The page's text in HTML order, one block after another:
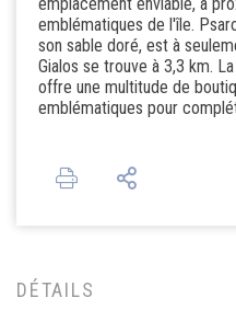
emblématiques de l'île.
son sable doré, est à
Gialos se trouve à 3,3 km.
offre une multitude de
emblématiques pour
DÉTAILS